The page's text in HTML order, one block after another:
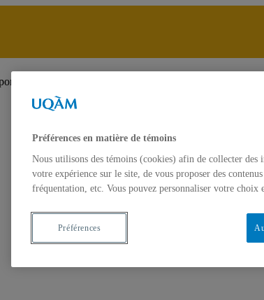
des adolescents québécois : sont-ils satisfaits?
Préférences en matière de témoins
Nous utilisons des témoins (cookies) afin de collecter
votre expérience sur le site, de vous proposer des
fréquentation, etc. Vous pouvez personnaliser votre choix
Préférences